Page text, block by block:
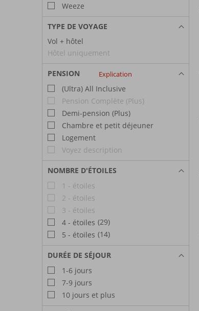
Weeze
TYPE DE VOYAGE
Vol + hôtel
Hôtel uniquement
PENSION Explication
(Ultra) All Inclusive
Pension Complète (Plus)
Demi-pension (Plus)
Chambre et petit déjeuner
Logement
Voyez description
NOMBRE D'ÉTOILES
1 - étoiles
2 - étoiles
3 - étoiles
4 - étoiles (29)
5 - étoiles (14)
DURÉE DE SÉJOUR
1-6 jours
7-9 jours
10 jours et plus